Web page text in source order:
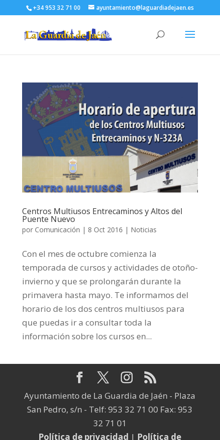
+34 953 32 71 00 ayuntamiento@laguardiadejaen.es
Centros Multiusos Entrecaminos y Altos del
Puente Nuevo
por Comunicación | 8 Oct 2016 | Noticias
Con el mes de octubre comienza la
temporada de cursos y actividades de otoño-
invierno y que se prolongarán durante la
primavera hasta mayo. Te informamos del
horario de los dos centros multiusos para
que puedas ir a consultar toda la
información sobre los cursos en...
Ayuntamiento de La Guardia de Jaén - Plaza
San Pedro, s/n - Telf: 953 32 71 00 Fax: 953
32 71 01
Política de privacidad | Política de